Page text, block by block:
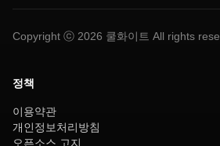
Copyright ⓒ 2026 쿨화이트 All rights
정책
이용약관
개인정보처리방침
오픈소스 고지